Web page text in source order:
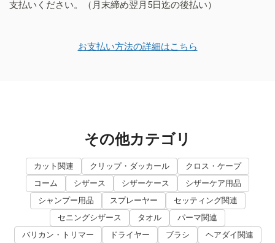
支払いください。（月末締め翌月5日迄の後払い）
お支払い方法の詳細はこちら
その他カテゴリ
カット関連 クリップ・ダッカール
クロス・ケープ
コーム
シザース シザーケース
シザーケア用品
シャンプー用品
スプレーヤー
セッティング関連
セニングシザース
タオル
パーマ関連
バリカン・トリマー
ドライヤー ブラシ
ヘアダイ関連